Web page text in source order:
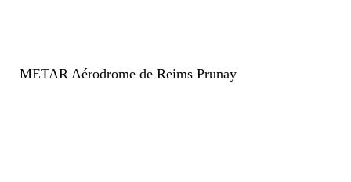
METAR Aérodrome de Reims Prunay